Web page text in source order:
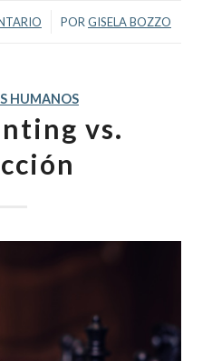
PORGISELA BOZZO
HUMANOS
vs.